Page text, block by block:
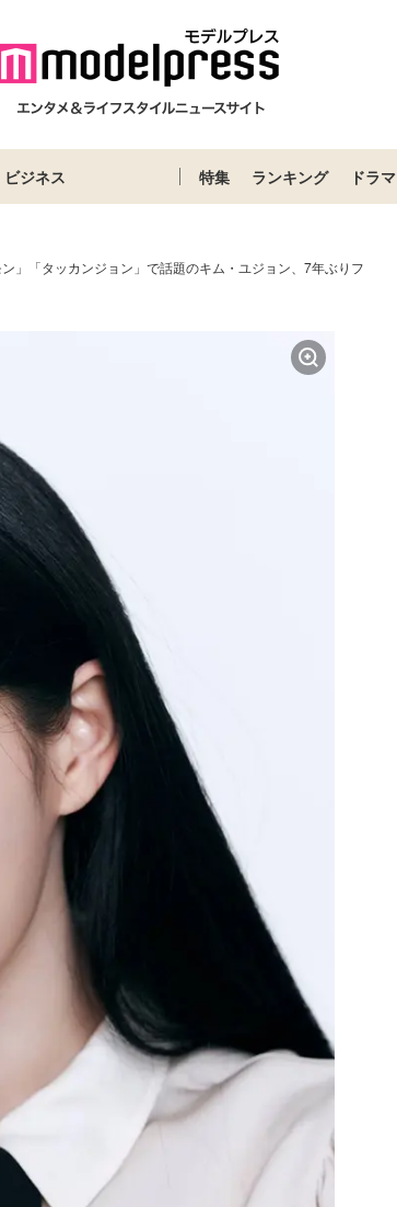
ビジネス 特集 ランキング ドラマ
ン」「タッカンジョン」で話題のキム・ユジョン、7年ぶりフ